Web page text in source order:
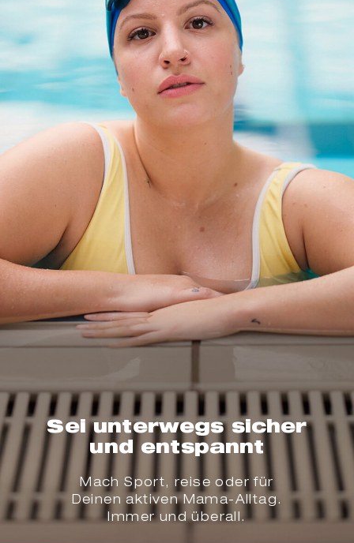
Sei unterwegs sicher
und entspannt
Mach Sport, reise oder für
Deinen aktiven Mama-Alltag.
Immer und überall.